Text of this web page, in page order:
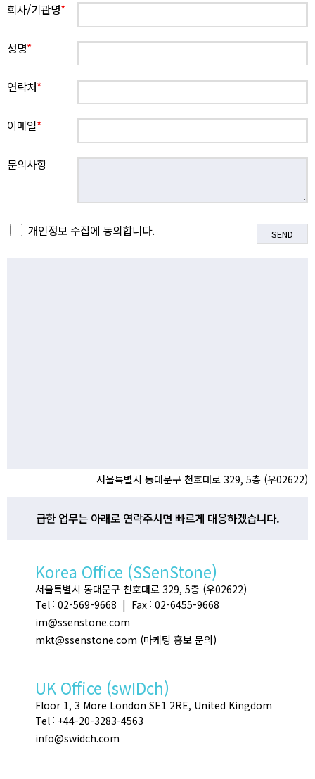
회사/기관명*
성명*
연락처*
이메일*
문의사항
개인정보 수집에 동의합니다.
서울특별시 동대문구 천호대로 329, 5층 (우02622)
급한 업무는 아래로 연락주시면 빠르게 대응하겠습니다.
Korea Office (SSenStone)
서울특별시 동대문구 천호대로 329, 5층 (우02622)
Tel : 02-569-9668 | Fax : 02-6455-9668
im@ssenstone.com
mkt@ssenstone.com (마케팅 홍보 문의)
UK Office (swIDch)
Floor 1, 3 More London SE1 2RE, United Kingdom
Tel : +44-20-3283-4563
info@swidch.com